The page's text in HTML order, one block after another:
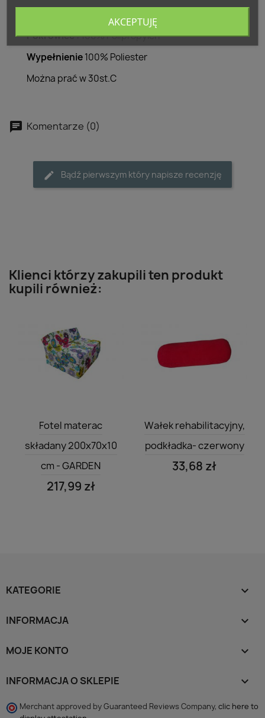
Pokrowiec :100% Polipropylen
Wypełnienie100% Poliester
Można prać w 30st.C
Komentarze (0)
Bądź pierwszym który napisze recenzję
Klienci którzy zakupili ten produkt
kupili również:
Szybki podgląd
Fotel materac
składany 200x70x10
cm - GARDEN
217,99 zł
 Szybki podgląd
Wałek rehabilitacyjny,
podkładka- czerwony
33,68 zł
KATEGORIE 
INFORMACJA 
MOJE KONTO 
INFORMACJA O SKLEPIE keyboard_arrow_down
Merchant approved by Guaranteed Reviews Company, clic here to
AKCEPTUJĘ